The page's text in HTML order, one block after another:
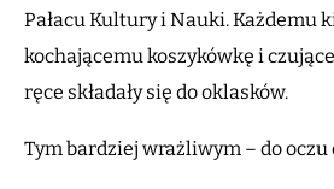
Pałacu Kultury i Nauki. Każdemu
kochającemu koszykówkę i
ręce składały się do oklasków.
Tym bardziej wrażliwym – do oczu